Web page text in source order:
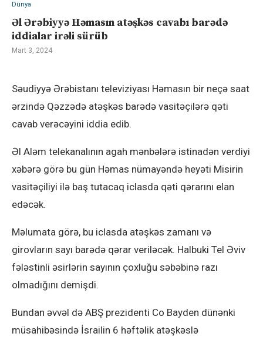
Dünya
Əl Ərəbiyyə Həmasın atəşkəs cavabı barədə
iddialar irəli sürüb
Mart 3, 2024
Səudiyyə Ərəbistanı televiziyası Həmasın bir neçə saat
ərzində Qəzzədə atəşkəs barədə vasitəçilərə qəti
cavab verəcəyini iddia edib.
Əl Aləm telekanalının agah mənbələrə istinadən verdiyi
xəbərə görə bu gün Həmas nümayəndə heyəti Misirin
vasitəçiliyi ilə baş tutacaq iclasda qəti qərarını elan
edəcək.
Məlumata görə, bu iclasda atəşkəs zamanı və
girovların sayı barədə qərar veriləcək. Halbuki Tel Əviv
fələstinli əsirlərin sayının çoxluğu səbəbinə razı
olmadığını demişdi.
Bundan əvvəl də ABŞ prezidenti Co Bayden dünənki
müsahibəsində İsrailin 6 həftəlik atəşkəslə